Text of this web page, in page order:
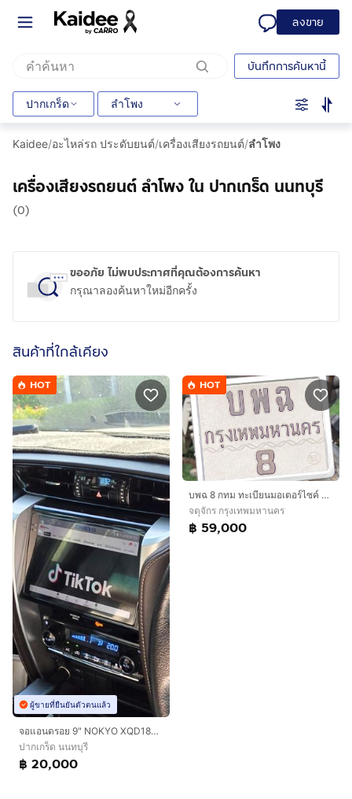
ลงขาย
บันทึกการค้นหานี้
ปากเกร็ด ลำโพง
Kaidee/อะไหล่รถ ประดับยนต์/เครื่องเสียงรถยนต์/ลำโพง
เครื่องเสียงรถยนต์ ลำโพง ใน ปากเกร็ด นนทบุรี
(0)
ขออภัย ไม่พบประกาศที่คุณต้องการค้นหา
กรุณาลองค้นหาใหม่อีกครั้ง
สินค้าที่ใกล้เคียง
HOT
ผู้ขายที่ยืนยันตัวตนแล้ว
จอแอนดรอย 9" NOKYO XQD1800 A9Z RAM8GB ROM256GB สภาพ 95 ซื้อใหม่ 28000 บาท
ปากเกร็ด นนทบุรี
฿ 20,000
HOT
บพฉ 8 กทม ทะเบียนมอเตอร์ไซค์ มงคล หายาก
จตุจักร กรุงเทพมหานคร
฿ 59,000